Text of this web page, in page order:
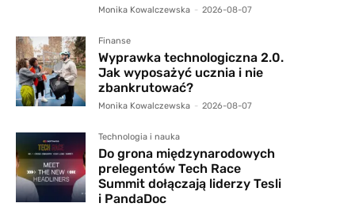
Monika Kowalczewska - 2026-08-07
Finanse
Wyprawka technologiczna 2.0.
Jak wyposażyć ucznia i nie
zbankrutować?
Monika Kowalczewska - 2026-08-07
Technologia i nauka
Do grona międzynarodowych
prelegentów Tech Race
Summit dołączają liderzy Tesli
i PandaDoc